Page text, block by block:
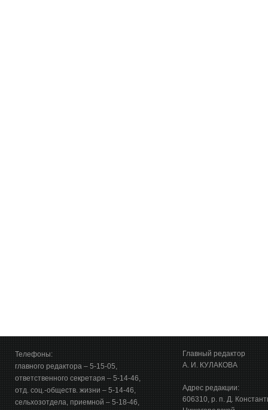
Телефоны:
главного редактора – 5-15-05,
ответственного секретаря – 5-14-46,
отд. соц.-обществ. жизни – 5-14-46,
сельхозотдела, приемной – 5-18-46,
Главный редактор
А. И. КУЛАКОВА
Адрес редакции:
606310, р. п. Д.